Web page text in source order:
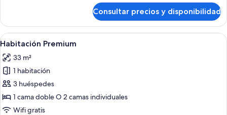
Room,
Habitación,
balcón
Consultar precios y disponibilidad
Abrir
todas
las
fotos
de
Habitación
Premium
Una habitación de hotel moderna
4
Habitación Premium
33 m²
1 habitación
3 huéspedes
1 cama doble O 2 camas individuales
Wifi gratis